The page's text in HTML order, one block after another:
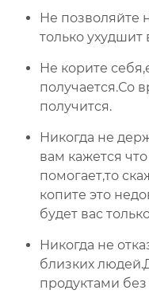
Не позволяйте
только ухудшит
Не корите
получается.Со
получится.
Никогда не
вам кажется
помогает,то
копите это
будет вас
Никогда не
близких
продуктами